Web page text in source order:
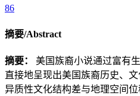
86
摘要/Abstract
摘要： 美国族裔小说通过富有
直接地呈现出美国族裔历史、
异质性文化结构差与地理空间